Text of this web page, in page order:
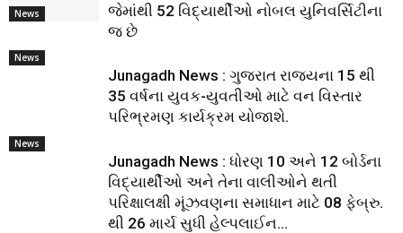
News
જેમાંથી 52 વિદ્યાર્થીઓ નોબલ યુનિવર્સિટીના
જ છે
News
Junagadh News : ગુજરાત રાજ્યના 15 થી
35 વર્ષના યુવક-યુવતીઓ માટે વન વિસ્તાર
પરિભ્રમણ કાર્યક્રમ યોજાશે.
News
Junagadh News : ધોરણ 10 અને 12 બોર્ડના
વિદ્યાર્થીઓ અને તેના વાલીઓને થતી
પરિક્ષાલક્ષી મૂંઝવણના સમાધાન માટે 08 ફેબ્રુ.
થી 26 માર્ચ સુધી હેલ્પલાઈન...